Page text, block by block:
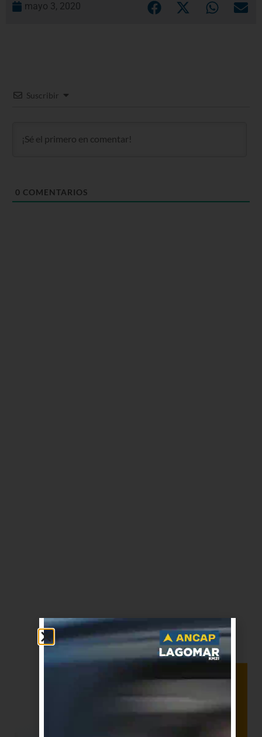
mayo 3, 2020
Suscribir
0 COMENTARIOS